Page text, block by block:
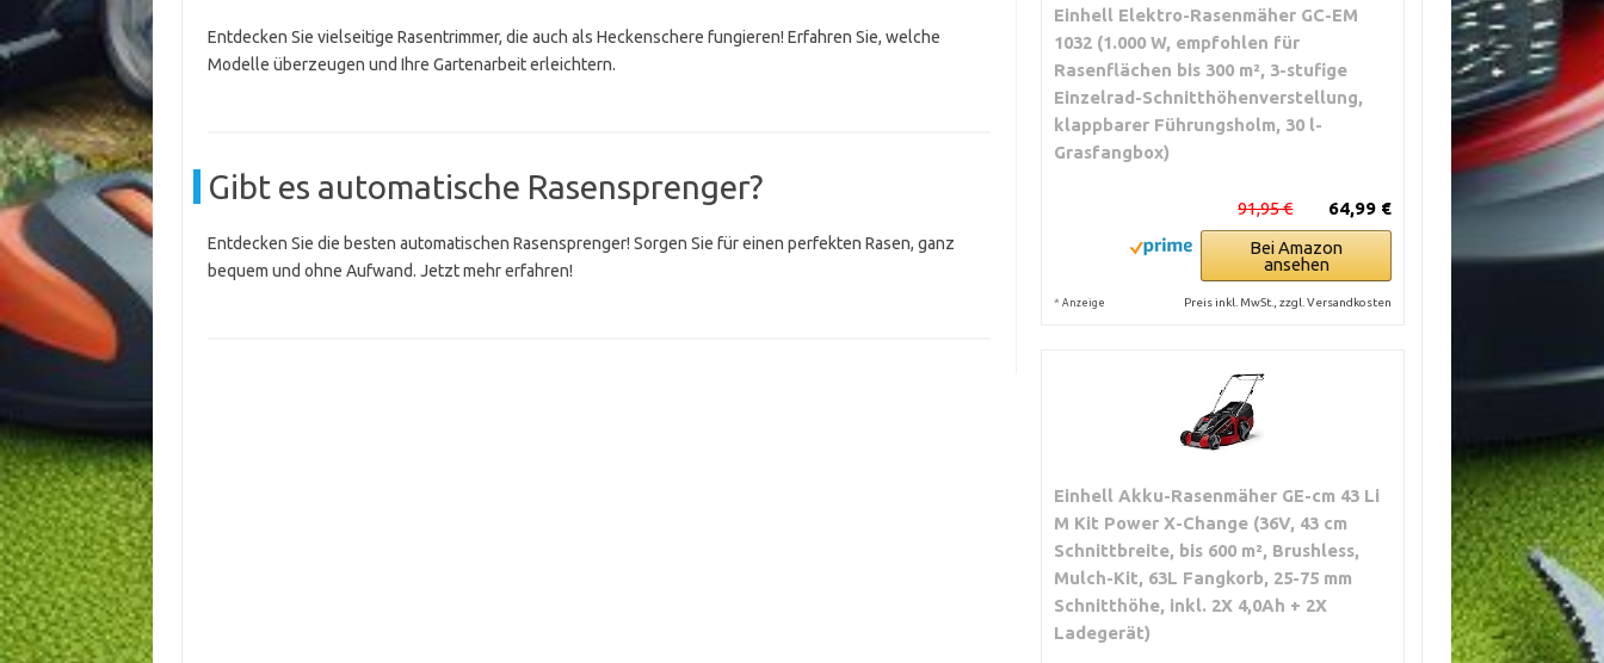
Entdecken Sie vielseitige Rasentrimmer, die auch als Heckenschere fungieren! Erfahren Sie, welche
Modelle überzeugen und Ihre Gartenarbeit erleichtern.
Gibt es automatische Rasensprenger?
Entdecken Sie die besten automatischen Rasensprenger! Sorgen Sie für einen perfekten Rasen, ganz
bequem und ohne Aufwand. Jetzt mehr erfahren!
Einhell Elektro-Rasenmäher GC-EM
1032 (1.000 W, empfohlen für
Rasenflächen bis 300 m², 3-stufige
Einzelrad-Schnitthöhenverstellung,
klappbarer Führungsholm, 30 l-
Grasfangbox)
64,99 €
91,95 €
Bei Amazon
ansehen
* Anzeige Preis inkl. MwSt., zzgl. Versandkosten
Einhell Akku-Rasenmäher GE-cm 43 Li
M Kit Power X-Change (36V, 43 cm
Schnittbreite, bis 600 m², Brushless,
Mulch-Kit, 63L Fangkorb, 25-75 mm
Schnitthöhe, inkl. 2X 4,0Ah + 2X
Ladegerät)